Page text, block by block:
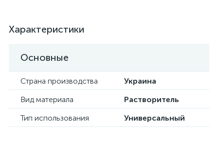
Характеристики
Основные
Страна производства
Украина
Вид материала
Растворитель
Тип использования
Универсальный